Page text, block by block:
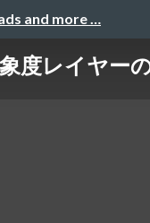
and more …
度レイヤー